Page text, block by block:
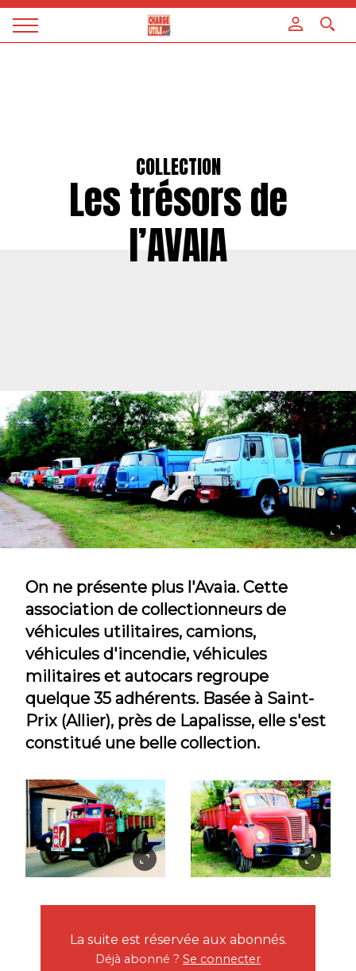
Magazine
COLLECTION
Les trésors de
l’AVAIA
On ne présente plus l'Avaia. Cette
association de collectionneurs de
véhicules utilitaires, camions,
véhicules d'incendie, véhicules
militaires et autocars regroupe
quelque 35 adhérents. Basée à Saint-
Prix (Allier), près de Lapalisse, elle s'est
constitué une belle collection.
La suite est réservée aux abonnés.
Déjà abonné ? Se connecter
Panneau de gestion des cookies